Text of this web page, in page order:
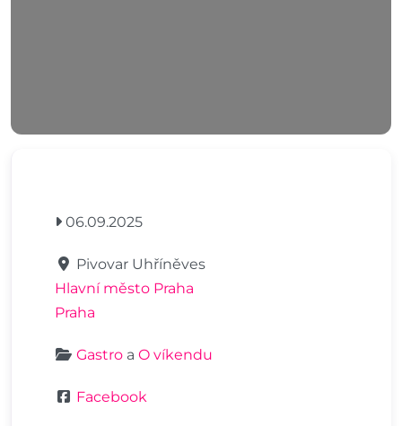
06.09.2025
Pivovar Uhříněves
Hlavní město Praha
Praha
Gastro a O víkendu
Facebook